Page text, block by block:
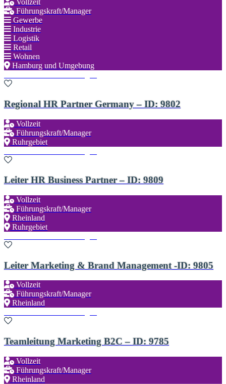
Vollzeit
Führungskraft/Manager
Gewerbe
Industrie
Logistik
Retail
Wohnen
Hamburg und Umgebung
Regional HR Partner Germany – ID: 9802
Vollzeit
Führungskraft/Manager
Ruhrgebiet
Leiter HR Business Partner – ID: 9809
Vollzeit
Führungskraft/Manager
Rheinland
Ruhrgebiet
Leiter Marketing & Brand Management -ID: 9805
Vollzeit
Führungskraft/Manager
Rheinland
Teamleitung Marketing B2C – ID: 9785
Vollzeit
Führungskraft/Manager
Rheinland